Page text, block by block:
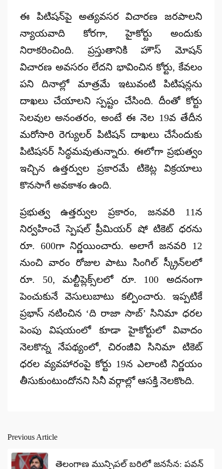
ఈ పిటిషన్‌పై అత్యవసర విచారణ జరపాలని
న్యాయవాది కోరగా, హైకోర్టు అందుకు
నిరాకరించింది. ప్రస్తుతానికి హౌస్ మోషన్
విచారణ అవసరం లేదని భావించిన కోర్టు, కేవలం
పని దినాల్లో మాత్రమే ఇటువంటి పిటిషన్లను
దాఖలు చేయాలని స్పష్టం చేసింది. దీంతో కోర్టు
సెలవుల అనంతరం, అంటే ఈ నెల 19వ తేదీన
మరోసారి రెగ్యులర్ పిటిషన్ దాఖలు చేసేందుకు
పిటిషనర్ సిద్ధమవుతున్నారు. ఈలోగా ప్రభుత్వం
ఇచ్చిన ఉత్తర్వుల ప్రకారమే టికెట్ల విక్రయాలు
కొనసాగే అవకాశం ఉంది.
ప్రభుత్వ ఉత్తర్వుల ప్రకారం, జనవరి 11న
నిర్వహించే స్పెషల్ ప్రీమియర్ షో టికెట్ ధరను
రూ. 600గా నిర్ణయించారు. అలాగే జనవరి 12
నుంచి వారం రోజుల పాటు సింగిల్ స్క్రీన్‌లలో
రూ. 50, మల్టీప్లెక్స్‌లలో రూ. 100 అదనంగా
పెంచుకునే వెసులుబాటు కల్పించారు. ఇప్పటికే
ప్రభాస్ నటించిన ‘ది రాజా సాబ్’ సినిమా ధరల
పెంపు విషయంలో కూడా హైకోర్టులో వివాదం
నెలకొన్న నేపథ్యంలో, చిరంజీవి సినిమా టికెట్
ధరల వ్యవహారంపై కోర్టు 19న ఎలాంటి నిర్ణయం
తీసుకుంటుందోనని సినీ వర్గాల్లో ఆసక్తి నెలకొంది.
Post
navigation
Previous Article
తెలంగాణ మున్సిపల్ బరిలో జనసేన: పవన్